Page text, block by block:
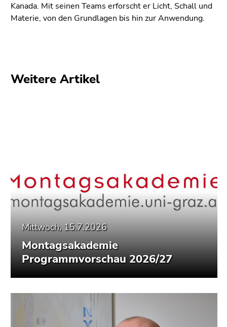
Kanada. Mit seinen Teams erforscht er Licht, Schall und
Materie, von den Grundlagen bis hin zur Anwendung.
Weitere Artikel
Mittwoch, 15.7.2026
Montagsakademie
Programmvorschau 2026/27